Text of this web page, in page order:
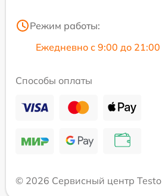
Режим работы:
Ежедневно с 9:00 до 21:00
Способы оплаты
© 2026 Сервисный центр Testo